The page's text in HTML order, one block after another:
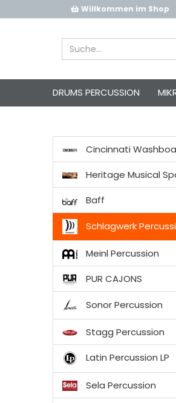
Willkommen im Shop
DRUMS PERCUSSION
Cincinnati
Heritage Musical
Baff
Schlagwerk
Meinl Percussion
PUR CAJONS
Sonor Percussion
Stagg Percussion
Latin Percussion LP
Sela Percussion